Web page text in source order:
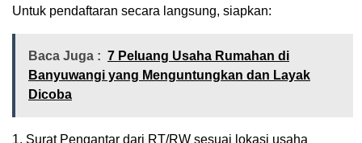
Untuk pendaftaran secara langsung, siapkan:
Baca Juga : 7 Peluang Usaha Rumahan di
Banyuwangi yang Menguntungkan dan Layak
Dicoba
1. Surat Pengantar dari RT/RW sesuai lokasi usaha